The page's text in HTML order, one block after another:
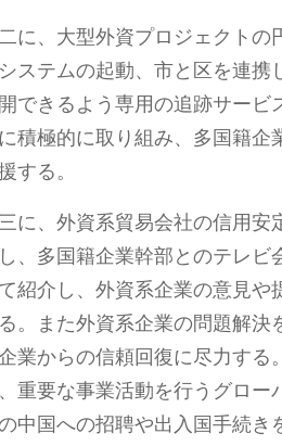
に、大型外資プロジェクト
ステムの起動、市と区を連
できるよう専用の追跡サー
積極的に取り組み、多国籍
する。
に、外資系貿易会社の信用
、多国籍企業幹部とのテレ
紹介し、外資系企業の意見
。また外資系企業の問題解
業からの信頼回復に尽力す
重要な事業活動を行うグロ
中国への招聘や出入国手続き